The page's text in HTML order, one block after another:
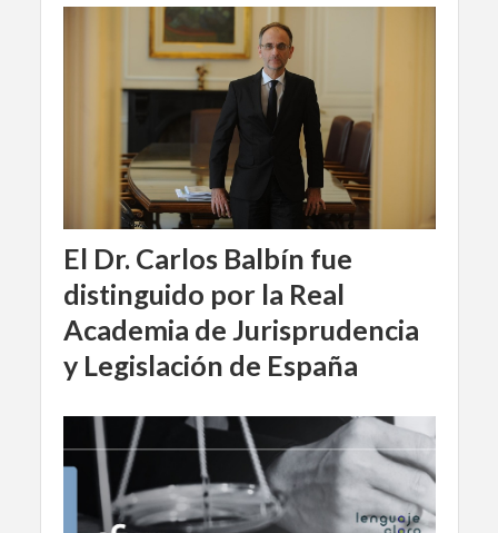
El Dr. Carlos Balbín fue
distinguido por la Real
Academia de Jurisprudencia
y Legislación de España